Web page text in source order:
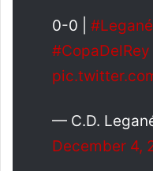
0-0 |
#CopaDelRey
— C.D.
December 4,